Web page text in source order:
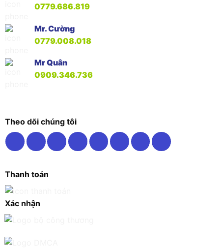
0779.686.819
Mr. Cường
0779.008.018
Mr Quân
0909.346.736
Theo dõi chúng tôi
Thanh toán
Xác nhận